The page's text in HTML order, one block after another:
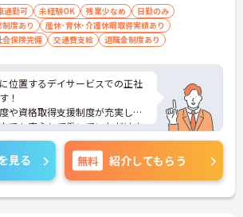
通勤可 未経験OK 残業少なめ
日勤のみ
度あり
産休･育休･介護休暇取得実績あり
会保険完備 交通費支給 退職金制度あり
位置するデイサービスでの正社
！
や資格取得支援制度が充実して
でも安心して働いていただけま
、詳しく面接ポイント等お伝え
ので、お気軽にご相談くださ
見る 無料 紹介してもらう